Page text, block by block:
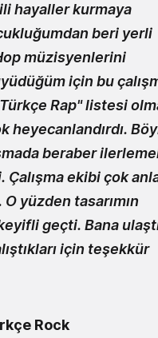
hayaller kurmaya
beri yerli
müzisyenlerini
için bu
Rap" listesi
heyecanlandırdı.
beraber
ekibi çok
yüzden tasarımın
geçti. Bana
için teşekkür
Rock